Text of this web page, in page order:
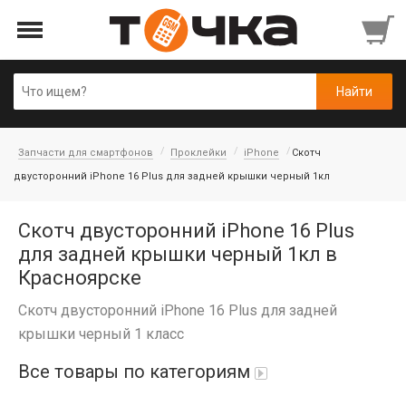
Запчасти для смартфонов Проклейки iPhone
Скотч
двусторонний iPhone 16 Plus для задней крышки черный 1кл
Скотч двусторонний iPhone 16 Plus
для задней крышки черный 1кл в
Красноярске
Скотч двусторонний iPhone 16 Plus для задней
крышки черный 1 класс
Все товары по категориям